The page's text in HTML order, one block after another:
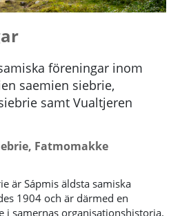
föreningar inom
saemien siebrie,
samt Vualtjeren
Fatmomakke
är Sápmis äldsta samiska
1904 och är därmed en
samernas organisationshistoria.